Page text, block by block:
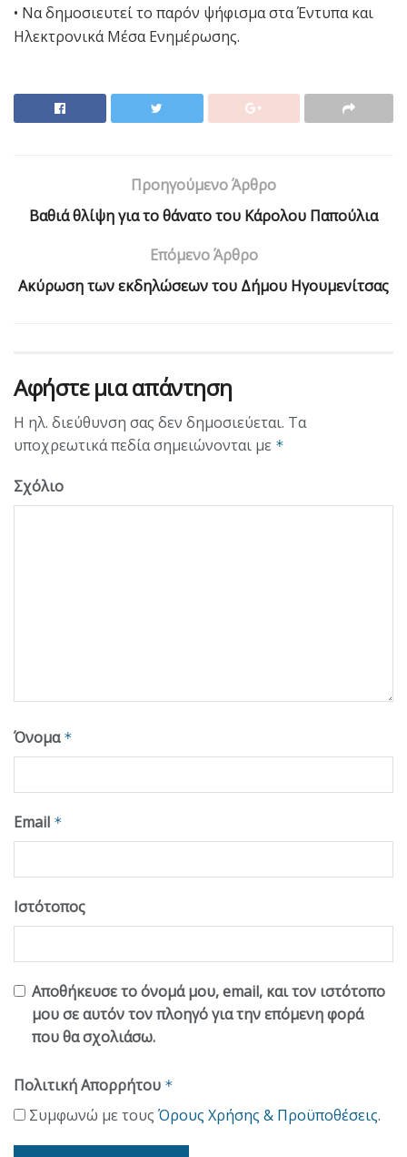
• Να δημοσιευτεί το παρόν ψήφισμα στα Έντυπα και
Ηλεκτρονικά Μέσα Ενημέρωσης.
Προηγούμενο Άρθρο
Βαθιά θλίψη για το θάνατο του Κάρολου Παπούλια
Επόμενο Άρθρο
Ακύρωση των εκδηλώσεων του Δήμου Ηγουμενίτσας
Αφήστε μια απάντηση
Η ηλ. διεύθυνση σας δεν δημοσιεύεται. Τα
υποχρεωτικά πεδία σημειώνονται με *
Σχόλιο
Όνομα *
Email *
Ιστότοπος
Αποθήκευσε το όνομά μου, email, και τον ιστότοπο
μου σε αυτόν τον πλοηγό για την επόμενη φορά
που θα σχολιάσω.
Πολιτική Απορρήτου *
Συμφωνώ με τους Όρους Χρήσης & Προϋποθέσεις.